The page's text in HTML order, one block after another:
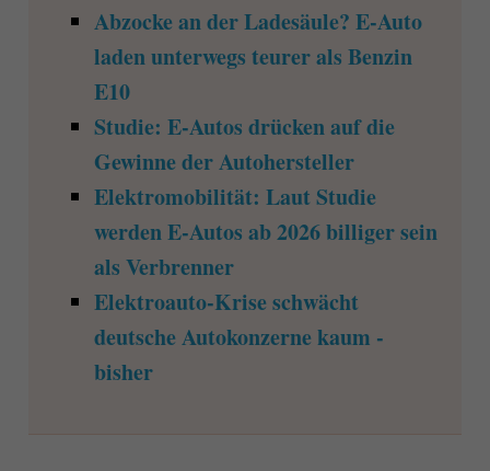
Abzocke an der Ladesäule? E-Auto
laden unterwegs teurer als Benzin
E10
Studie: E-Autos drücken auf die
Gewinne der Autohersteller
Elektromobilität: Laut Studie
werden E-Autos ab 2026 billiger sein
als Verbrenner
Elektroauto-Krise schwächt
deutsche Autokonzerne kaum -
bisher